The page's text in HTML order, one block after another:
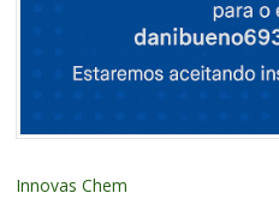
Innovas Chem